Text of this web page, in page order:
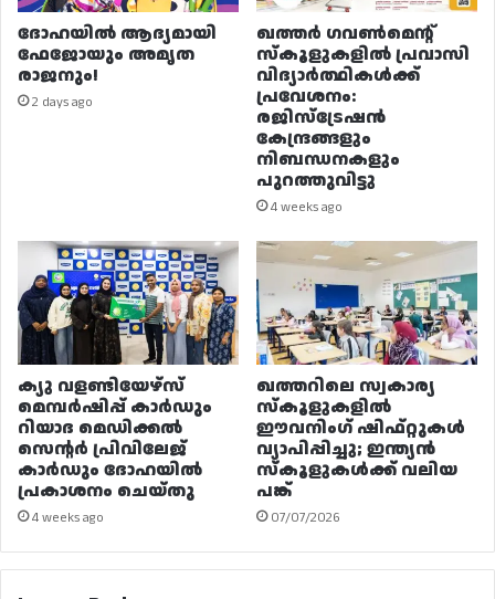
ദോഹയിൽ ആദ്യമായി
ഫേജോയും അമൃത
രാജനും!
2 days ago
ഖത്തർ ഗവൺമെന്റ്
സ്കൂളുകളിൽ പ്രവാസി
വിദ്യാർത്ഥികൾക്ക്
പ്രവേശനം:
രജിസ്ട്രേഷൻ
കേന്ദ്രങ്ങളും
നിബന്ധനകളും
പുറത്തുവിട്ടു
4 weeks ago
ക്യു വളണ്ടിയേഴ്‌സ്
മെമ്പർഷിപ്പ് കാർഡും
റിയാദ മെഡിക്കൽ
സെന്റർ പ്രിവിലേജ്
കാർഡും ദോഹയിൽ
പ്രകാശനം ചെയ്തു
4 weeks ago
ഖത്തറിലെ സ്വകാര്യ
സ്കൂളുകളിൽ
ഈവനിംഗ് ഷിഫ്റ്റുകൾ
വ്യാപിപ്പിച്ചു; ഇന്ത്യൻ
സ്കൂളുകൾക്ക് വലിയ
പങ്ക്
07/07/2026